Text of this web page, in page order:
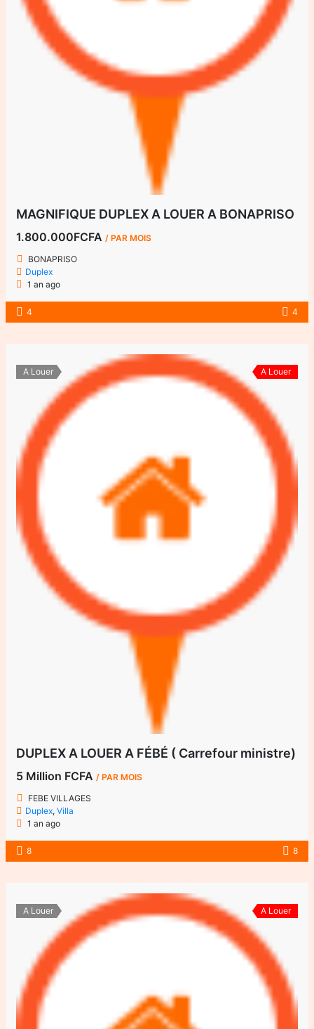
MAGNIFIQUE DUPLEX A LOUER A BONAPRISO
1.800.000FCFA / PAR MOIS
BONAPRISO
Duplex
1 an ago
4 4
A Louer A Louer
DUPLEX A LOUER A FÉBÉ ( Carrefour ministre)
5 Million FCFA/ PAR MOIS
FEBE VILLAGES
Duplex,Villa
1 an ago
8 8
A Louer A Louer